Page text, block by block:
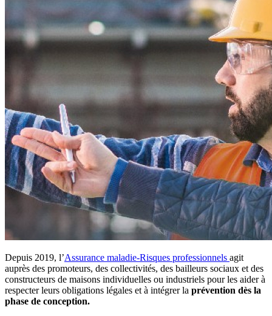
Depuis 2019, l’Assurance maladie-Risques professionnels agit
auprès des promoteurs, des collectivités, des bailleurs sociaux et des
constructeurs de maisons individuelles ou industriels pour les aider à
respecter leurs obligations légales et à intégrer la prévention dès la
phase de conception.